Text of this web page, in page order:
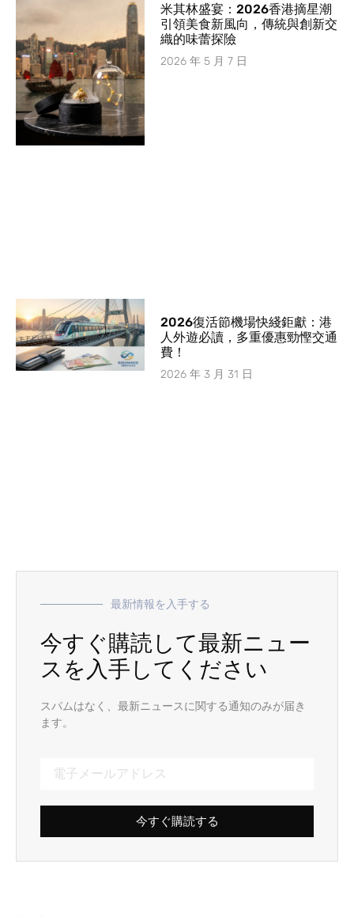
米其林盛宴：2026香港摘星潮
引領美食新風向，傳統與創新交
織的味蕾探險
2026 年 5 月 7 日
2026復活節機場快綫鉅獻：港
人外遊必讀，多重優惠勁慳交通
費！
2026 年 3 月 31 日
最新情報を入手する
今すぐ購読して最新ニュー
スを入手してください
スパムはなく、最新ニュースに関する通知のみが届き
ます。
今すぐ購読する